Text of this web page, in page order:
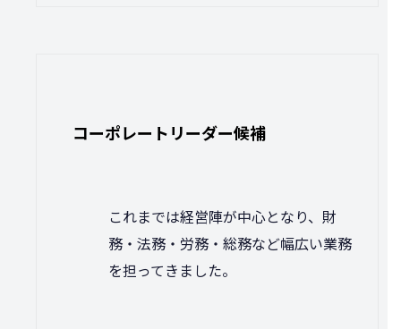
コーポレートリーダー候補
これまでは経営陣が中心となり、財
務・法務・労務・総務など幅広い業務
を担ってきました。